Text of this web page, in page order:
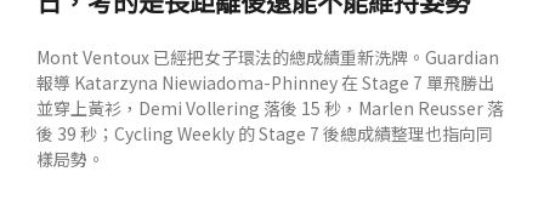
Mont Ventoux 已經把女子環法的總成績重新洗牌。Guardian
報導 Katarzyna Niewiadoma-Phinney 在 Stage 7 單飛勝出
並穿上黃衫，Demi Vollering 落後 15 秒，Marlen Reusser 落
後 39 秒；Cycling Weekly 的 Stage 7 後總成績整理也指向同
樣局勢。